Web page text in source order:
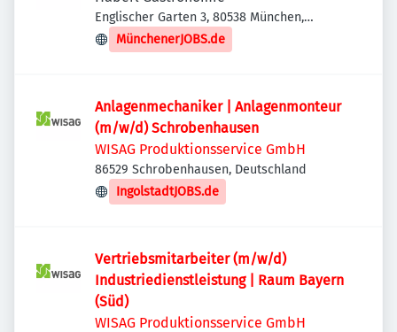
Englischer Garten 3, 80538 München,
Deutschland
MünchenerJOBS.de
Anlagenmechaniker | Anlagenmonteur
(m/w/d) Schrobenhausen
WISAG Produktionsservice GmbH
86529 Schrobenhausen, Deutschland
IngolstadtJOBS.de
Vertriebsmitarbeiter (m/w/d)
Industriedienstleistung | Raum Bayern
(Süd)
WISAG Produktionsservice GmbH